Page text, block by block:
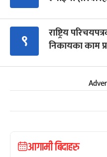
९
राष्ट्रिय
निकायका काम
आगामी बिदाहरु